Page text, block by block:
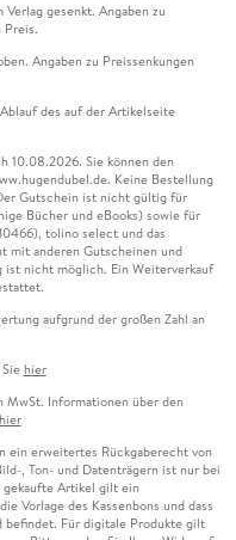
258
264
gesenkt. Angaben zu
Preis.
Angaben zu Preissenkungen
des auf der Artikelseite
10.08.2026. Sie können den
Keine Bestellung
Gutschein ist nicht gültig für
Bücher und eBooks) sowie für
tolino select und das
mit anderen Gutscheinen und
ist nicht möglich. Ein Weiterverkauf
aufgrund der großen Zahl an
hier
Informationen über den
hier
ein erweitertes Rückgaberecht von
, Ton- und Datenträgern ist nur bei
gekaufte Artikel gilt ein
Vorlage des Kassenbons und dass
befindet. Für digitale Produkte gilt